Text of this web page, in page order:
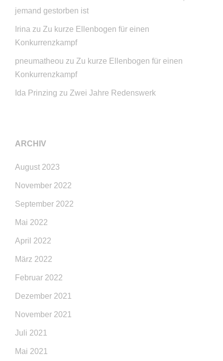
jemand gestorben ist
Irina zu Zu kurze Ellenbogen für einen
Konkurrenzkampf
pneumatheou zu Zu kurze Ellenbogen für einen
Konkurrenzkampf
Ida Prinzing zu Zwei Jahre Redenswerk
ARCHIV
August 2023
November 2022
September 2022
Mai 2022
April 2022
März 2022
Februar 2022
Dezember 2021
November 2021
Juli 2021
Mai 2021